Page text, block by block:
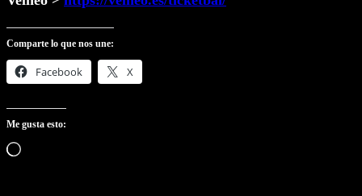
Comparte lo que nos une:
Facebook X
Me gusta esto:
Cargando…